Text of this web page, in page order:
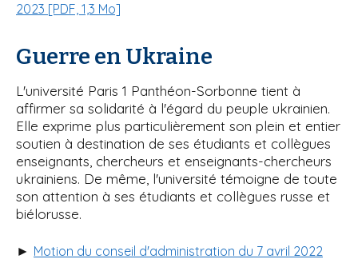
2023 [PDF, 1,3 Mo]
Guerre en Ukraine
L'université Paris 1 Panthéon-Sorbonne tient à
affirmer sa solidarité à l'égard du peuple ukrainien.
Elle exprime plus particulièrement son plein et entier
soutien à destination de ses étudiants et collègues
enseignants, chercheurs et enseignants-chercheurs
ukrainiens. De même, l'université témoigne de toute
son attention à ses étudiants et collègues russe et
biélorusse.
► Motion du conseil d'administration du 7 avril 2022